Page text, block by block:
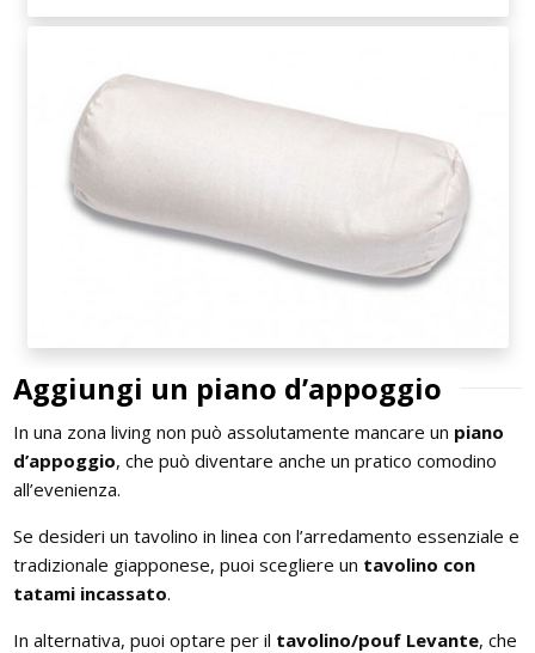
Aggiungi un piano d’appoggio
In una zona living non può assolutamente mancare un piano
d’appoggio, che può diventare anche un pratico comodino
all’evenienza.
Se desideri un tavolino in linea con l’arredamento essenziale e
tradizionale giapponese, puoi scegliere un tavolino con
tatami incassato.
In alternativa, puoi optare per il tavolino/pouf Levante, che